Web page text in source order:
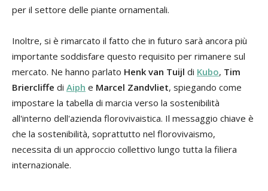
per il settore delle piante ornamentali.
Inoltre, si è rimarcato il fatto che in futuro sarà ancora più
importante soddisfare questo requisito per rimanere sul
mercato. Ne hanno parlato Henk van Tuijl di Kubo, Tim
Briercliffe di Aiph e Marcel Zandvliet, spiegando come
impostare la tabella di marcia verso la sostenibilità
all'interno dell'azienda florovivaistica. Il messaggio chiave è
che la sostenibilità, soprattutto nel florovivaismo,
necessita di un approccio collettivo lungo tutta la filiera
internazionale.